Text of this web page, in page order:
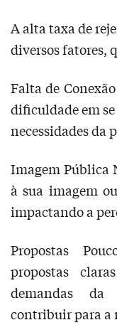
A alta taxa de
diversos fatores,
Falta de
dificuldade em
necessidades da
Imagem Pública
à sua imagem
impactando a
Propostas
propostas
demandas da
contribuir para a